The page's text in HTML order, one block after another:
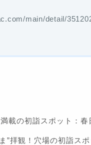
main/detail/
載の初詣スポット：春
”拝観！穴場の初詣ス